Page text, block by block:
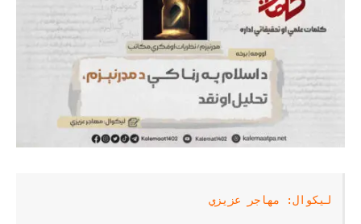
لیکوال: مهاجر عزیزي